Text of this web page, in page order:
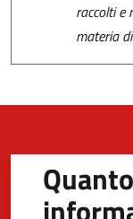
raccolti e
materia